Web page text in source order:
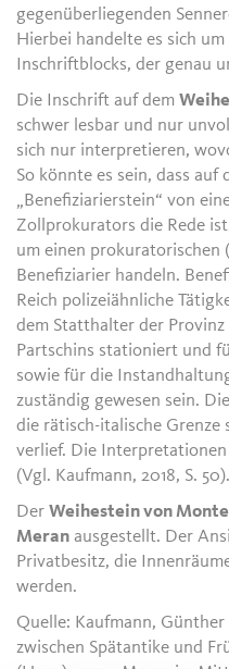
gegenüberliegenden
Hierbei handelte es sich
Inschriftblocks, der genau
Die Inschrift auf dem
schwer lesbar und nur
sich nur interpretieren,
So könnte es sein, dass auf
„Benefiziarierstein“ von
Zollprokurators die Rede
um einen prokuratorischen
Benefiziarier handeln.
Reich polizeiähnliche
dem Statthalter der
Partschins stationiert und
sowie für die
zuständig gewesen sein.
die rätisch-italische
verlief. Die
(Vgl. Kaufmann, 2018, S. 50).
DerWeihestein von
Meran ausgestellt. Der
Privatbesitz, die
werden.
Quelle: Kaufmann, Günther
zwischen Spätantike und